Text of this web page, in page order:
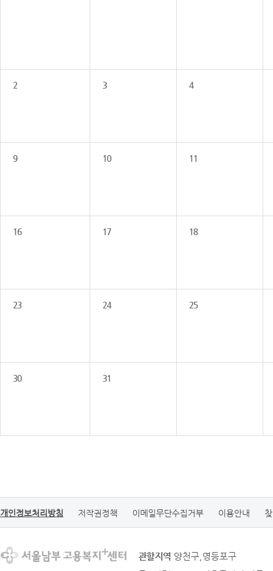
2 3 4
9 10 11
16 17 18
23 24 25
30 31
개인정보처리방침 저작권정책 이메일무단수집거부 이용안내
관할지역 양천구,영등포구